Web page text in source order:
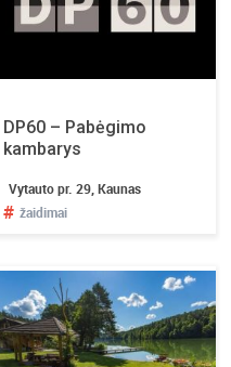
DP60 – Pabėgimo
kambarys
Vytauto pr. 29, Kaunas
# žaidimai